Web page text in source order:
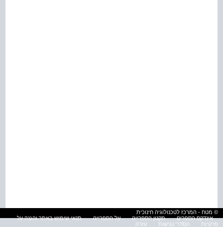
© מטח - המרכז לטכנולוגיה חינוכית
אינדקס הספרים
תקנון הספרייה על הספרייה
תנאי שימוש באתר והגנה על
פרטיות
הסדרי נגישות עזרה